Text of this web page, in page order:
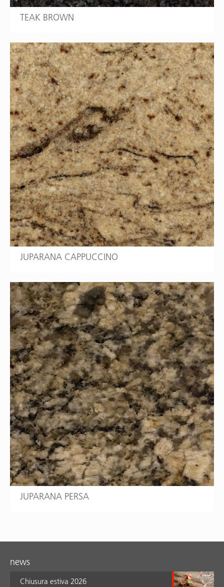
TEAK BROWN
JUPARANA CAPPUCCINO
JUPARANA PERSA
news
Chiusura estiva 2026